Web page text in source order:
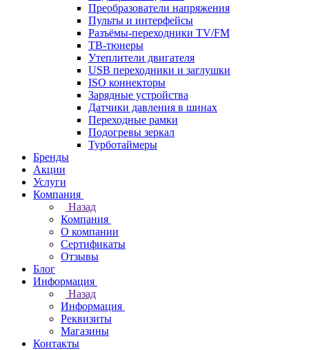
Преобразователи напряжения
Пульты и интерфейсы
Разъёмы-переходники TV/FM
ТВ-тюнеры
Утеплители двигателя
USB переходники и заглушки
ISO коннекторы
Зарядные устройства
Датчики давления в шинах
Переходные рамки
Подогревы зеркал
Турботаймеры
Бренды
Акции
Услуги
Компания
Назад
Компания
О компании
Сертификаты
Отзывы
Блог
Информация
Назад
Информация
Реквизиты
Магазины
Контакты